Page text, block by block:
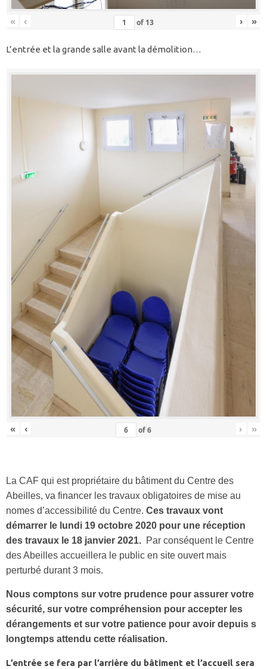
« ‹ of 13 › »
L’entrée et la grande salle avant la démolition…
« ‹ of6 › »
La CAF qui est propriétaire du bâtiment du Centre des
Abeilles, va financer les travaux obligatoires de mise au
nomes d’accessibilité du Centre. Ces travaux vont
démarrer le lundi 19 octobre 2020 pour une réception
des travaux le 18 janvier 2021. Par conséquent le Centre
des Abeilles accueillera le public en site ouvert mais
perturbé durant 3 mois.
Nous comptons sur votre prudence pour assurer votre
sécurité, sur votre compréhension pour accepter les
dérangements et sur votre patience pour avoir depuis s
longtemps attendu cette réalisation.
L’entrée se fera par l’arrière du bâtiment et l’accueil sera